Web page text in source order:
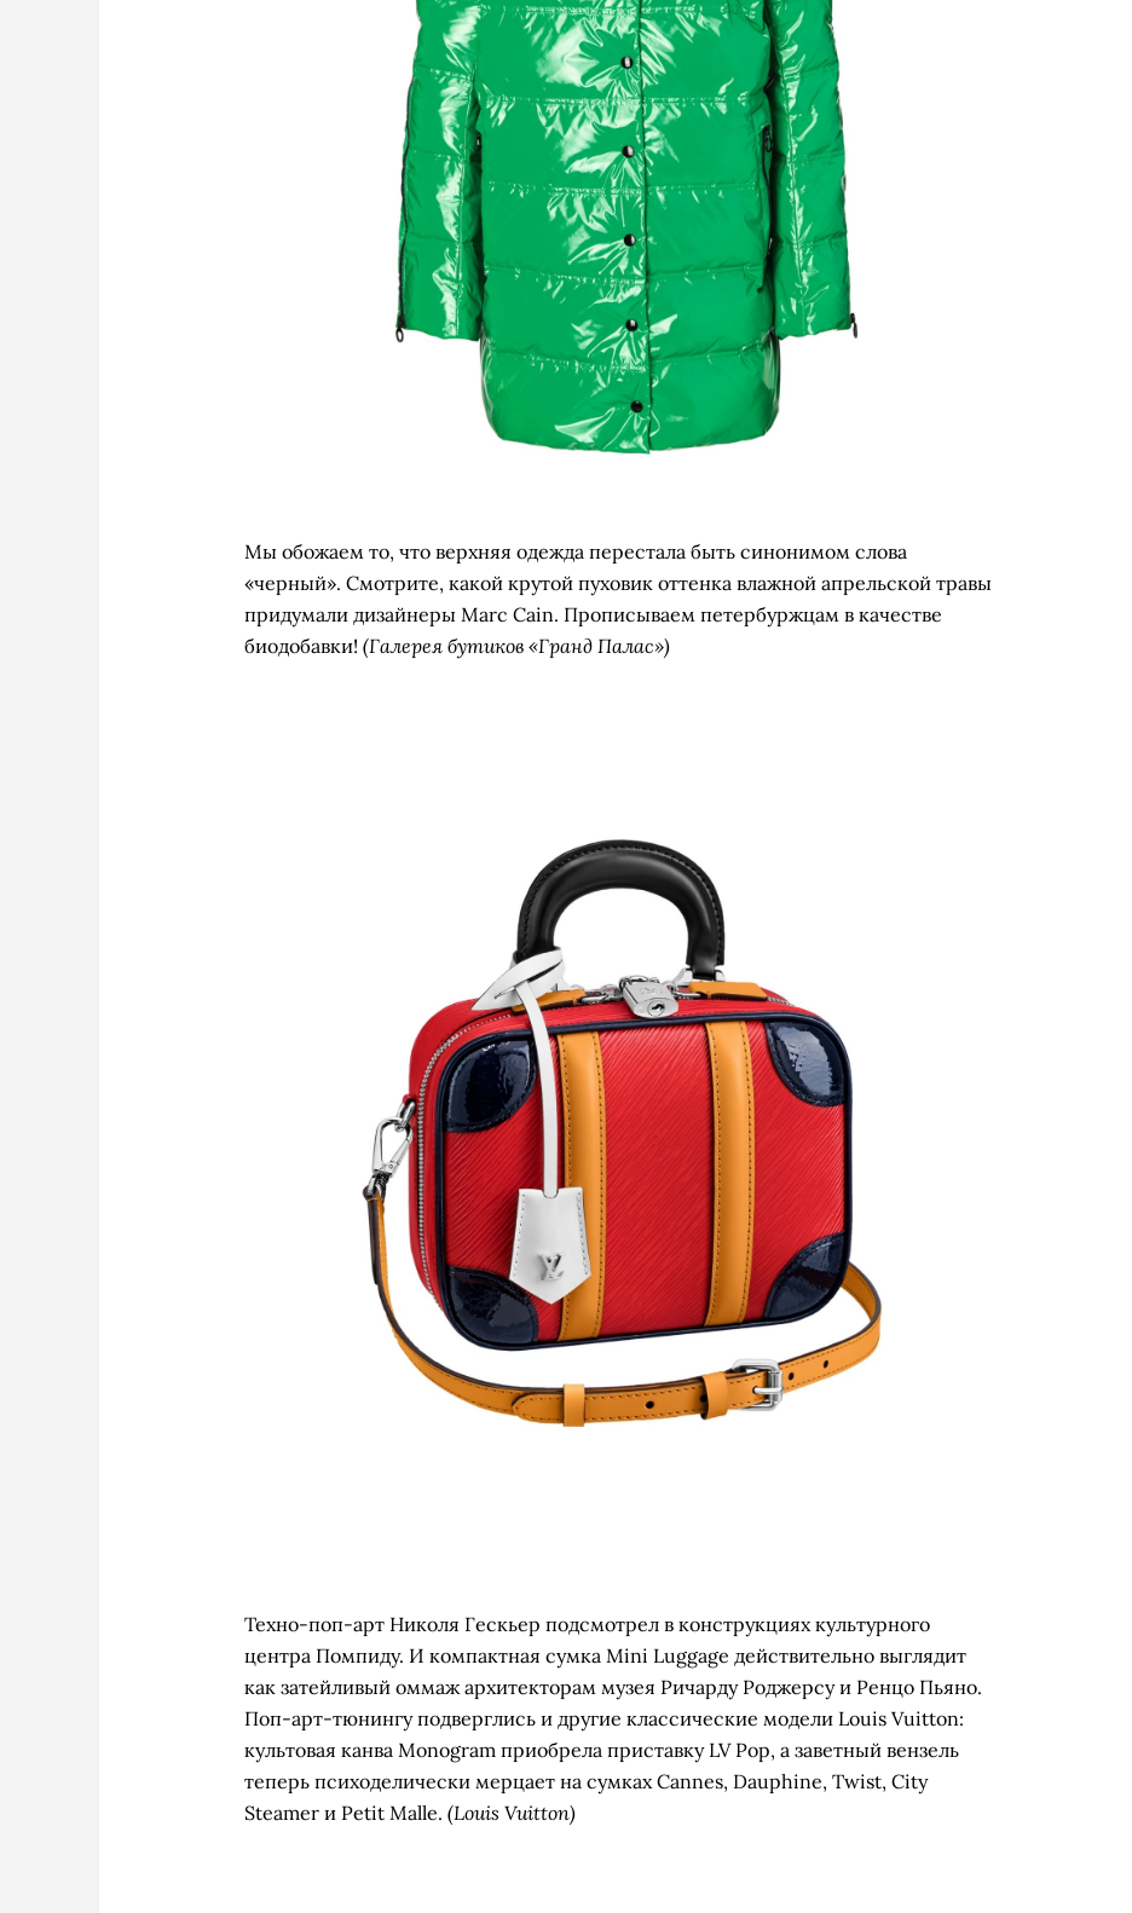
Мы обожаем то, что верхняя одежда перестала быть синонимом слова
«черный». Смотрите, какой крутой пуховик оттенка влажной апрельской травы
придумали дизайнеры Marc Cain. Прописываем петербуржцам в качестве
биодобавки! (Галерея бутиков «Гранд Палас»)
Техно-поп-арт Николя Гескьер подсмотрел в конструкциях культурного
центра Помпиду. И компактная сумка Mini Luggage действительно выглядит
как затейливый оммаж архитекторам музея Ричарду Роджерсу и Ренцо Пьяно.
Поп-арт-тюнингу подверглись и другие классические модели Louis Vuitton:
культовая канва Monogram приобрела приставку LV Pop, а заветный вензель
теперь психоделически мерцает на сумках Cannes, Dauphine, Twist, City
Steamer и Petit Malle. (Louis Vuitton)